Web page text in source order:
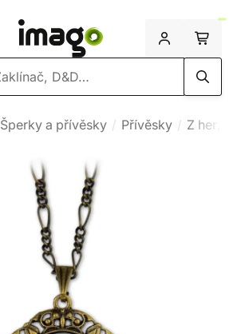
Šperky a přívěsky Přívěsky Z her,